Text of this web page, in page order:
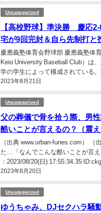
Uncategorized
【高校野球】準決勝 慶応
宅が9回完封＆自ら先制打
2023年8月21日
慶應義塾体育会野球部 慶應義塾体
Keio University Baseball Club）は
学の学生によって構成されている
本の野球… 31キロバイト...
Uncategorized
父の葬儀で骨を拾う際、男
酷いことが言えるの？（震
2023年8月20日
（出典 www.urban-funes.com）
た…「なんでこんな酷いことが言
：2023/08/20(日) 17:55:34.35
Uncategorized
ゆうちゃみ、DJセクハラ騒